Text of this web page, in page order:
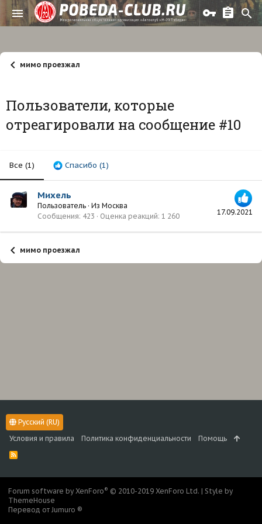
мимо проезжал
Пользователи, которые
отреагировали на сообщение #10
Все (1) Спасибо (1)
17.09.2021
Михель
Пользователь · Из Москва
Сообщения 423 Оценка реакций 1 260
мимо проезжал
Русский (RU)
Условия и правила
Политика конфиденциальности Помощь
R
S
Forum software by XenForo® © 2010-2019 XenForo Ltd. | Style by
ThemeHouse
Перевод от Jumuro ®